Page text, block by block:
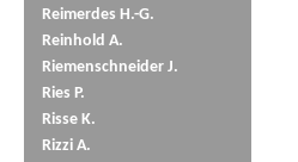
Reimerdes H.-G.
Reinhold A.
Riemenschneider J.
Ries P.
Risse K.
Rizzi A.